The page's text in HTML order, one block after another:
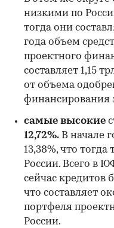
низкими по
тогда они
года объем
проектного
составляет 1,15
от объема
финансирования
самые высокие
12,72%. В начале
13,38%, что
России. Всего в
сейчас кредитов
что составляет
портфеля
России.